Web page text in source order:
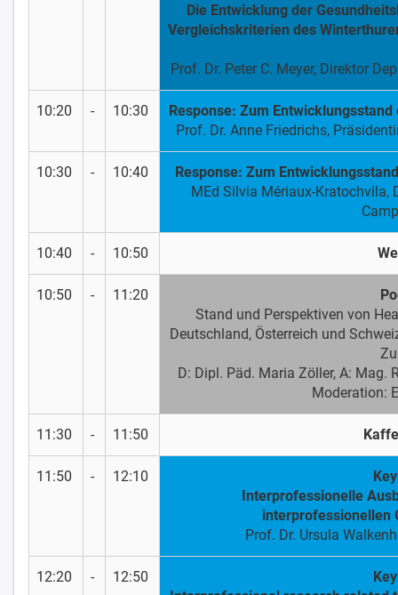
Die Entwicklung der
Vergleichskriterien des
Prof. Dr. Peter C. Meyer, Direktor
10:20 - 10:30
Response: Zum
Prof. Dr. Anne Friedrichs,
10:30 - 10:40
Response: Zum
MEd Silvia Mériaux-Kratochvila,
10:40 - 10:50
10:50 - 11:20
Stand und Perspektiven von
Deutschland, Österreich und
D: Dipl. Päd. Maria Zöller, A: Mag.
Moderation:
11:30 - 11:50
11:50 - 12:10
Interprofessionelle
interprofessionellen
Prof. Dr. Ursula
12:20 - 12:50